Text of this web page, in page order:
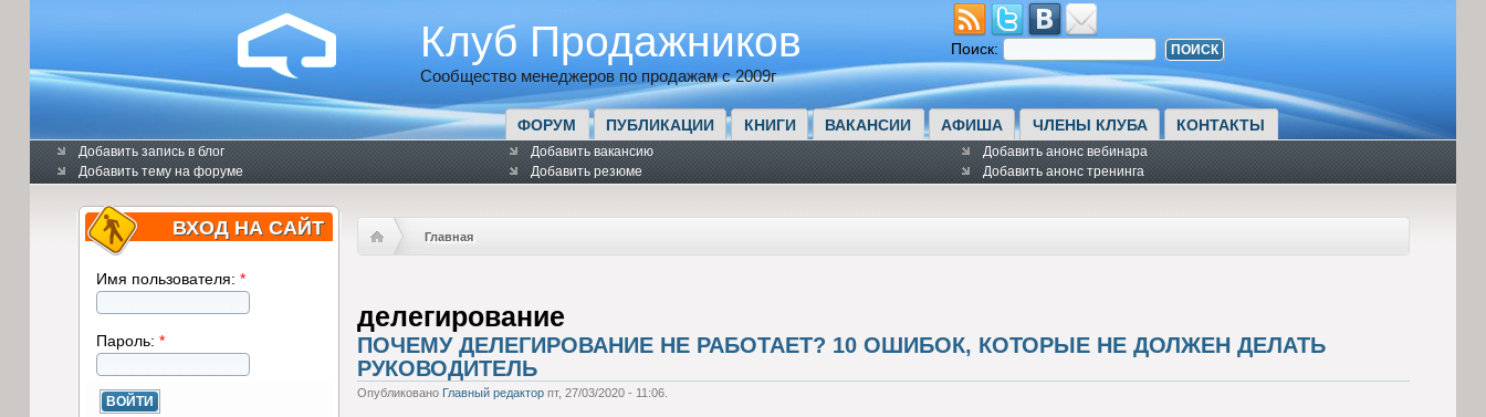
Клуб Продажников
Сообщество менеджеров по продажам с 2009г
Поиск:
ФОРУМ ПУБЛИКАЦИИ КНИГИ ВАКАНСИИ АФИША ЧЛЕНЫ КЛУБА КОНТАКТЫ
Добавить запись в блог
Добавить тему на форуме
Добавить вакансию
Добавить резюме
Добавить анонс вебинара
Добавить анонс тренинга
ВХОД НА САЙТ
Имя пользователя: *
Пароль: *
Главная
делегирование
ПОЧЕМУ ДЕЛЕГИРОВАНИЕ НЕ РАБОТАЕТ? 10 ОШИБОК, КОТОРЫЕ НЕ ДОЛЖЕН ДЕЛАТЬ
РУКОВОДИТЕЛЬ
Опубликовано Главный редакторпт, 27/03/2020 - 11:06.